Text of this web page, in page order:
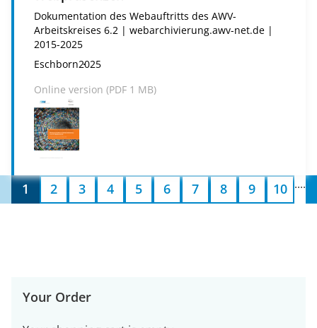
Your Order
Dokumentation des Webauftritts des AWV-
Arbeitskreises 6.2 | webarchivierung.awv-net.de |
2015-2025
Eschborn2025
Online version (PDF 1 MB)
1 2 3 4 5 6 7 8 9 10 ....